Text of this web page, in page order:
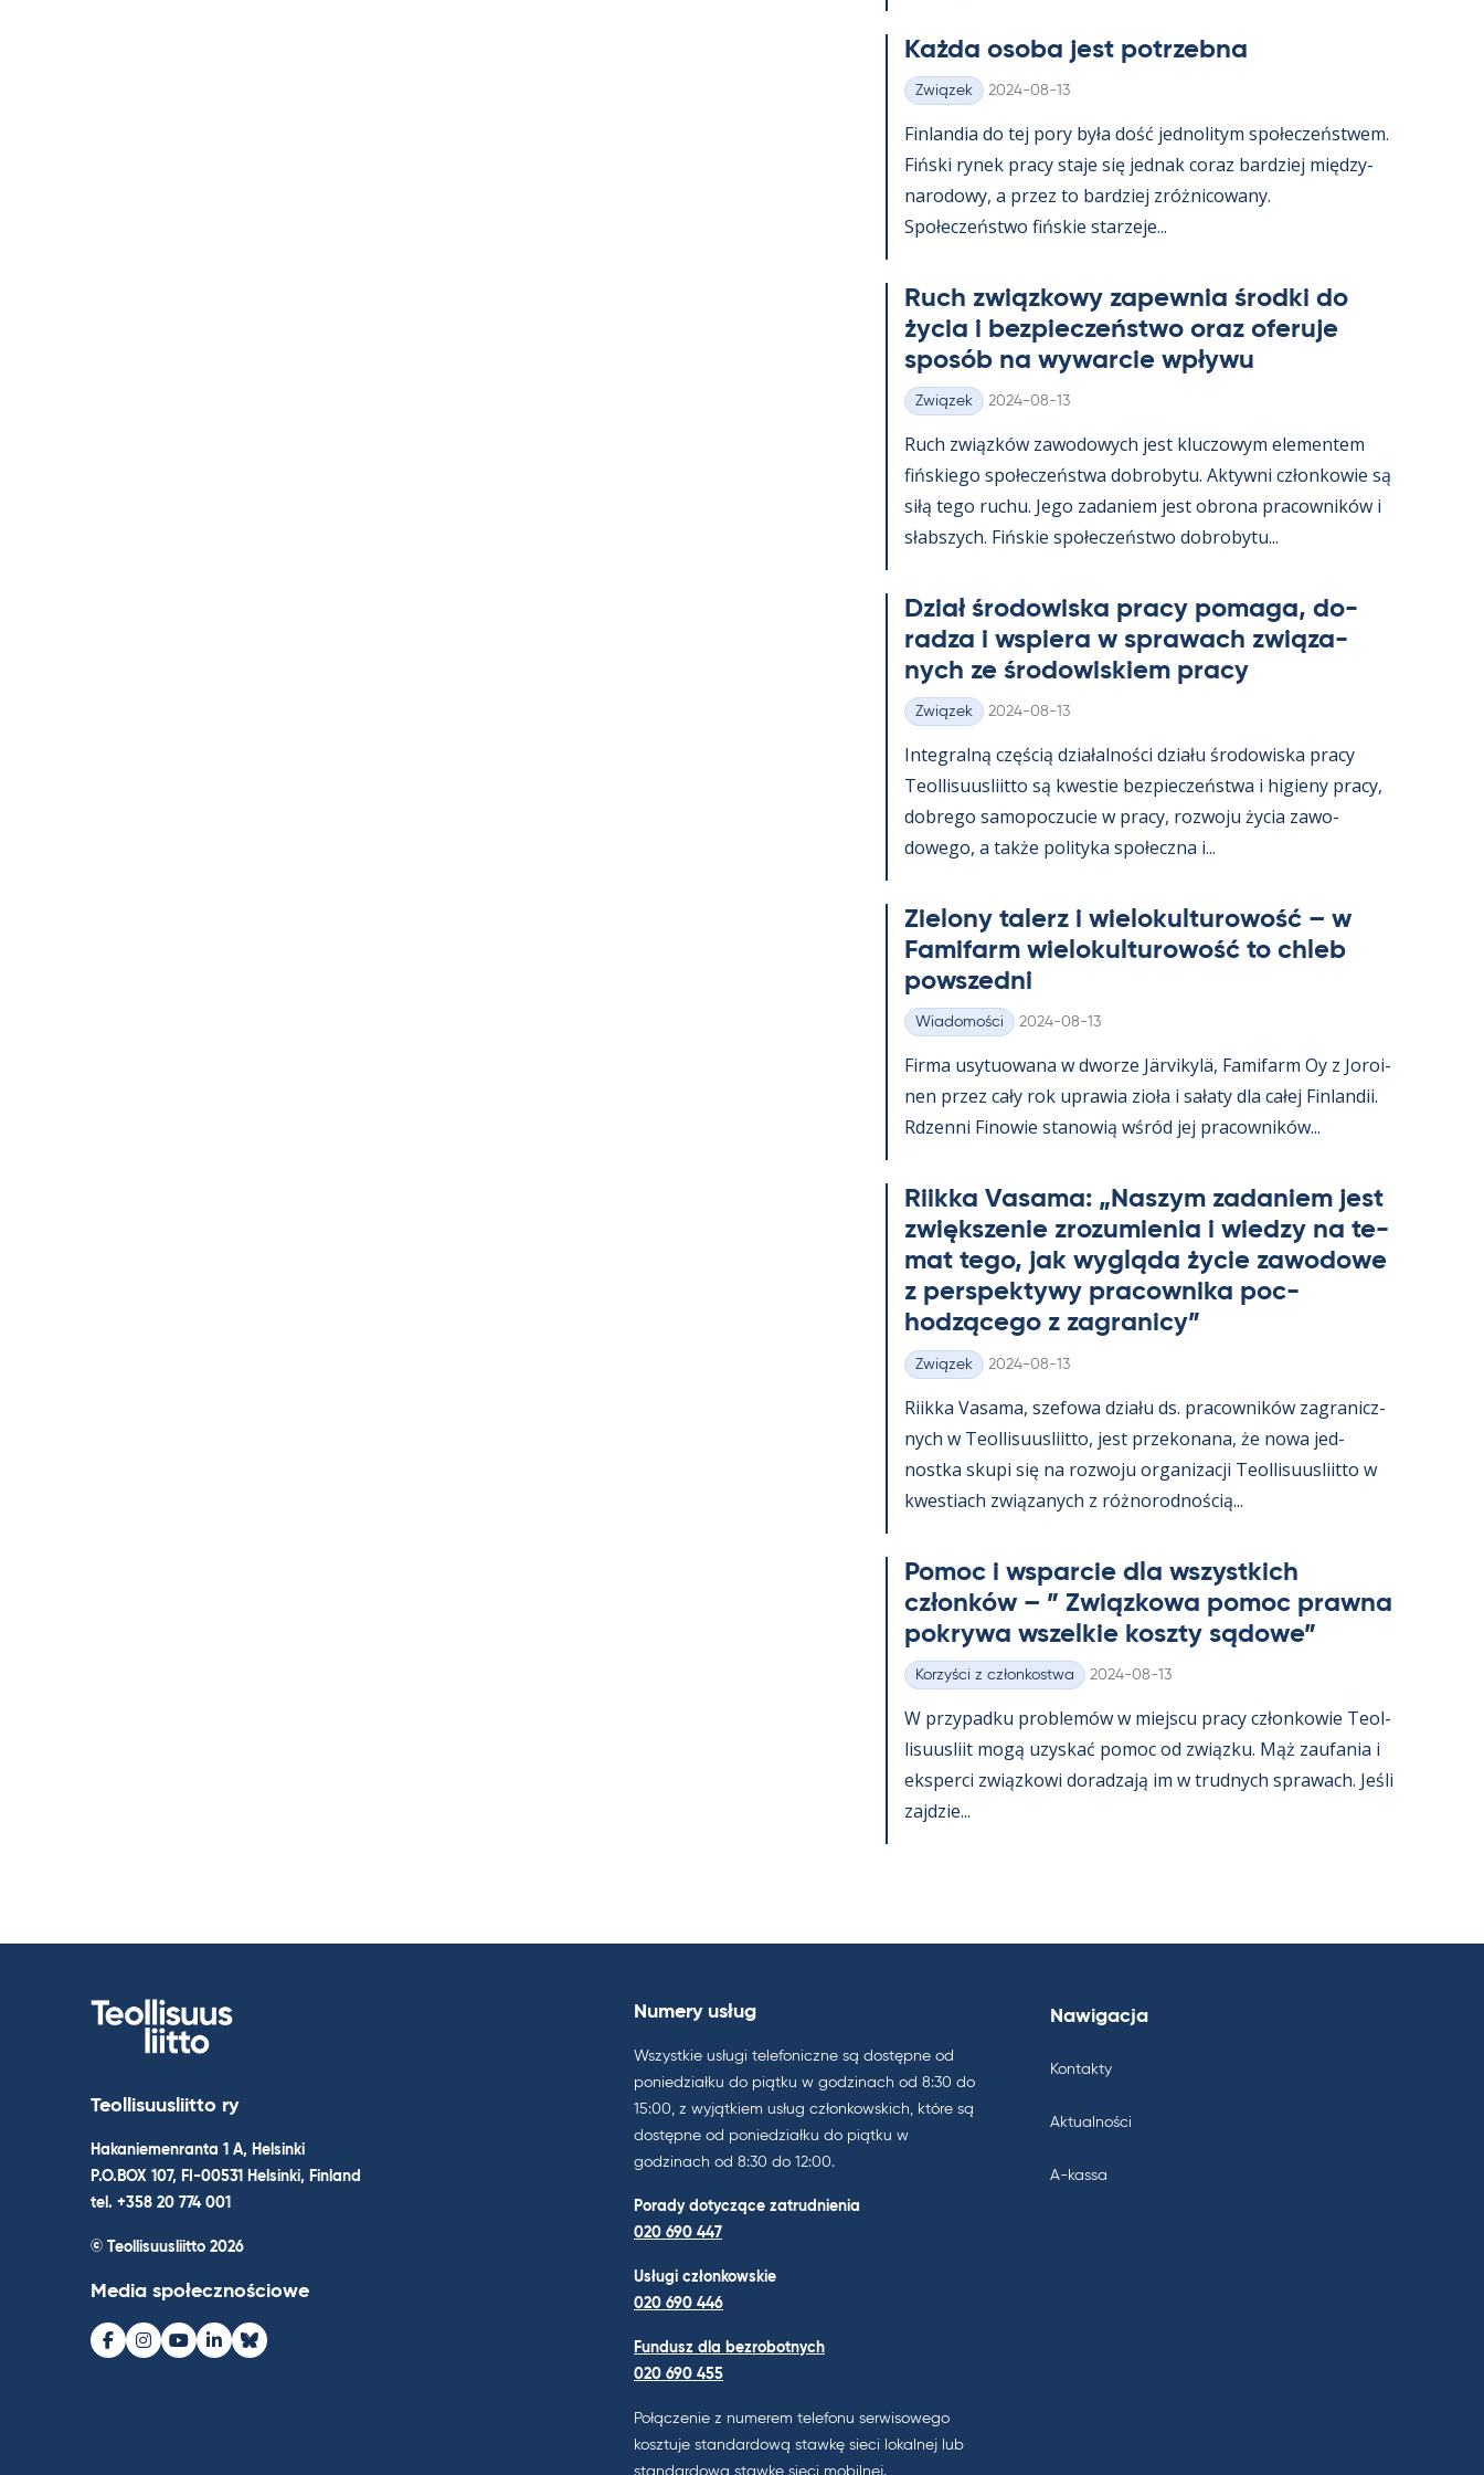
Każda osoba jest potrzebna
Kategorie
Związek Kirjoitettu
2024-08-13
Fin­lan­dia do tej pory była dość jed­no­li­tym społeczeństwem.
Fiński ry­nek pracy staje się jed­nak co­raz bardziej między­
na­ro­dowy, a przez to bardziej zróż­nicowany.
Społeczeństwo fińs­kie starzeje...
Ruch związ­kowy za­pew­nia środki do
życia i bez­pieczeństwo oraz ofe­ruje
sposób na wywarcie wpływu
Kategorie
Związek Kirjoitettu
2024-08-13
Ruch związków zawo­dowych jest kluczowym ele­men­tem
fińs­kiego społeczeństwa do­bro­bytu. Ak­tywni człon­kowie są
siłą tego ruchu. Jego za­da­niem jest obrona pracow­ników i
słabszych. Fińs­kie społeczeństwo do­bro­bytu...
Dział śro­dowiska pracy po­maga, do­
radza i ws­piera w sprawach związa­
nych ze śro­dowis­kiem pracy
Kategorie
Związek Kirjoitettu
2024-08-13
In­te­gralną częścią działal­ności działu śro­dowiska pracy
Teol­li­suus­liitto są kwes­tie bez­pieczeństwa i hi­gieny pracy,
dobrego sa­mo­poczucie w pracy, rozwoju życia zawo­
dowego, a także po­li­tyka społeczna i...
Zie­lony ta­lerz i wie­lo­kul­tu­rowość – w
Fa­mi­farm wie­lo­kul­tu­rowość to ch­leb
powszedni
Kategorie
Wiadomości Kirjoitettu
2024-08-13
Firma usy­tuowana w dworze Jär­vi­kylä, Fa­mi­farm Oy z Jo­roi­
nen przez cały rok uprawia zioła i sałaty dla całej Fin­lan­dii.
Rdzenni Fi­nowie sta­nowią wśród jej pracow­ników...
Riikka Va­sama: „Naszym za­da­niem jest
zwiększe­nie zrozu­mie­nia i wiedzy na te­
mat tego, jak wygląda życie zawo­dowe
z pers­pek­tywy pracow­nika poc­
hodzącego z za­gra­nicy”
Kategorie
Związek Kirjoitettu
2024-08-13
Riikka Va­sama, sze­fowa działu ds. pracow­ników za­gra­nicz­
nych w Teol­li­suus­liitto, jest prze­ko­nana, że nowa jed­
nostka skupi się na rozwoju or­ga­nizacji Teol­li­suus­liitto w
kwes­tiach związa­nych z róż­no­rod­nością...
Po­moc i ws­parcie dla wszyst­kich
członków – ” Związ­kowa po­moc prawna
pok­rywa wszel­kie koszty są­dowe”
Kategorie
Korzyści z członkostwa Kirjoitettu
2024-08-13
W przy­padku problemów w miejscu pracy człon­kowie Teol­
li­suus­liit mogą uzys­kać po­moc od związku. Mąż zau­fa­nia i
eks­perci związ­kowi do­radzają im w trud­nych sprawach. Jeśli
zajdzie...
Teollisuusliitto ry
Hakaniemenranta 1 A, Helsinki
P.O.BOX 107, FI-00531 Helsinki, Finland
tel. +358 20 774 001
© Teollisuusliitto 2026
Media społecznościowe
Facebook
Instagram
Youtube
LinkedInBluesky
Numery usług
Wszystkie usługi telefoniczne są dostępne od
poniedziałku do piątku w godzinach od 8:30 do
15:00, z wyjątkiem usług członkowskich, które są
dostępne od poniedziałku do piątku w
godzinach od 8:30 do 12:00.
Porady dotyczące zatrudnienia
020 690 447
Usługi członkowskie
020 690 446
Fundusz dla bezrobotnych
020 690 455
Połączenie z numerem telefonu serwisowego
kosztuje standardową stawkę sieci lokalnej lub
standardową stawkę sieci mobilnej.
Nawigacja
Kontakty
Aktualności
A-kassa